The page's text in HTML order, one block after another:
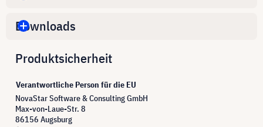
Downloads
Produktsicherheit
Verantwortliche Person für die EU
NovaStar Software & Consulting GmbH
Max-von-Laue-Str. 8
86156 Augsburg